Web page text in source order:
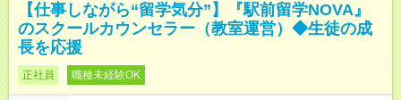
【仕事しながら“留学気分”】『駅前留学NOVA』
のスクールカウンセラー（教室運営）◆生徒の成
長を応援
正社員 職種未経験OK